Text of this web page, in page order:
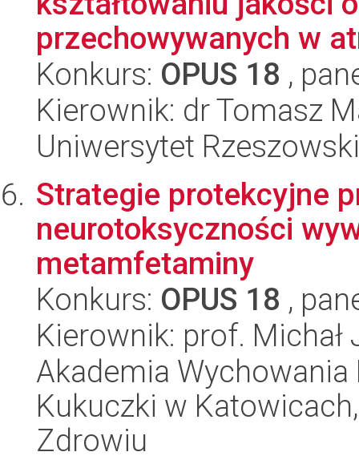
przechowywanych w
Konkurs: OPUS 18 ,
Kierownik: dr Tomasz
Uniwersytet Rzeszowski
Strategie protekcyjne
neurotoksyczności
metamfetaminy
Konkurs: OPUS 18 ,
Kierownik: prof. Michał
Akademia
Kukuczki w
Zdrowiu